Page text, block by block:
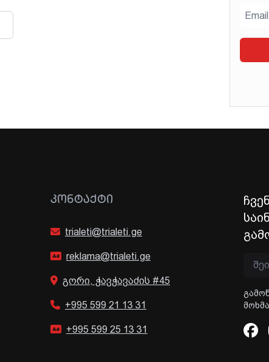
ᲙᲝᲜᲢᲐᲥᲢᲘ
trialeti@trialeti.ge
reklama@trialeti.ge
გორი, ჭავჭავაძის #45
+995 599 21 13 31
+995 599 25 13 31